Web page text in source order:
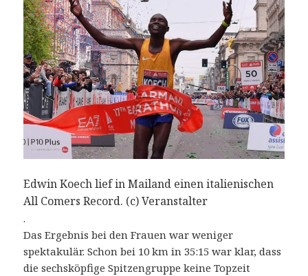
Edwin Koech lief in Mailand einen italienischen
All Comers Record. (c) Veranstalter
.
Das Ergebnis bei den Frauen war weniger
spektakulär. Schon bei 10 km in 35:15 war klar, dass
die sechsköpfige Spitzengruppe keine Topzeit